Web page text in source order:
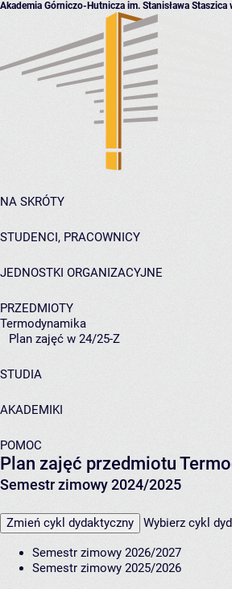
Akademia Górniczo-Hutnicza im. Stanisława Staszica
NA SKRÓTY
STUDENCI, PRACOWNICY
JEDNOSTKI ORGANIZACYJNE
PRZEDMIOTY
Termodynamika
Plan zajęć w 24/25-Z
STUDIA
AKADEMIKI
POMOC
Plan zajęć przedmiotu
Semestr zimowy 2024/2025
Zmień cykl dydaktyczny Wybierz cykl
Semestr zimowy 2026/2027
Semestr zimowy 2025/2026